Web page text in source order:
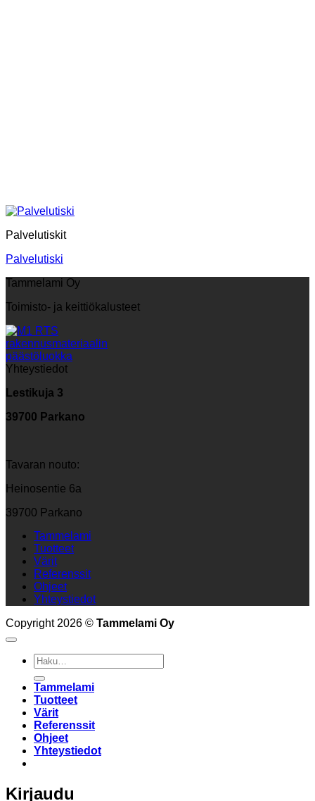
Palvelutiskit
Palvelutiski
Tammelami Oy
Toimisto- ja keittiökalusteet
Yhteystiedot
Lestikuja 3
39700 Parkano
Tavaran nouto:
Heinosentie 6a
39700 Parkano
Tammelami
Tuotteet
Värit
Referenssit
Ohjeet
Yhteystiedot
Copyright 2026 © Tammelami Oy
Etsi:
Tammelami
Tuotteet
Värit
Referenssit
Ohjeet
Yhteystiedot
Kirjaudu